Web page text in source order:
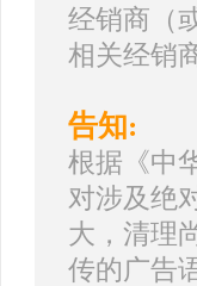
经销商（
相关经销
告知:
根据《中
对涉及绝
大，清理
传的广告